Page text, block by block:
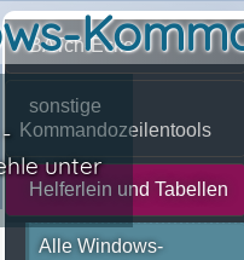
BATch-Ecke
sonstige
Kommandozeilentools
Helferlein und Tabellen
Alle Windows-
unter